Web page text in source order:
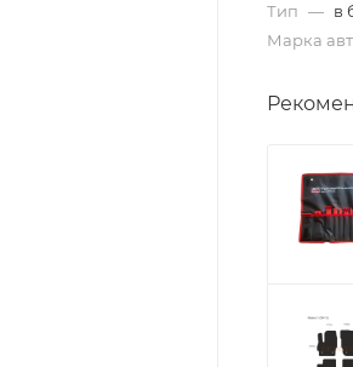
Тип — в
Марка